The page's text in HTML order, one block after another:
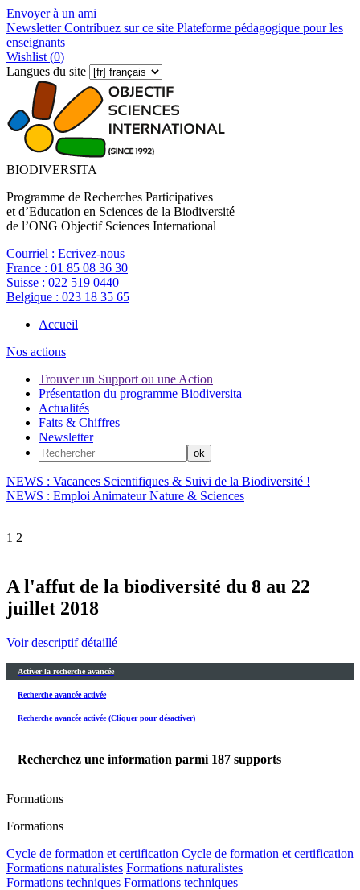
Envoyer à un ami
NewsletterContribuez sur ce site Plateforme pédagogique pour les
enseignants
Wishlist (0)
Langues du site
BIODIVERSITA
Programme de Recherches Participatives
et d’Education en Sciences de la Biodiversité
de l’ONG Objectif Sciences International
Courriel : Ecrivez-nous
France : 01 85 08 36 30
Suisse : 022 519 0440
Belgique : 023 18 35 65
Accueil
Nos actions
Trouver un Support ou une Action
Présentation du programme Biodiversita
Actualités
Faits & Chiffres
Newsletter
NEWS : Vacances Scientifiques & Suivi de la Biodiversité !
NEWS : Emploi Animateur Nature & Sciences
1 2
A l'affut de la biodiversité du 8 au 22
juillet 2018
Voir descriptif détaillé
Activer la recherche avancée
Recherche avancée activée
Recherche avancée activée (Cliquer pour désactiver)
Recherchez une information parmi 187 supports
Formations
Formations
Cycle de formation et certification Cycle de formation et certification
Formations naturalistes Formations naturalistes
Formations techniques Formations techniques